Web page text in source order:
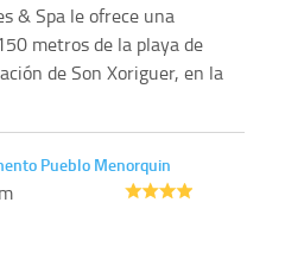
& Spa le ofrece una
metros de la playa de
de Son Xoriguer, en la
Pueblo Menorquin